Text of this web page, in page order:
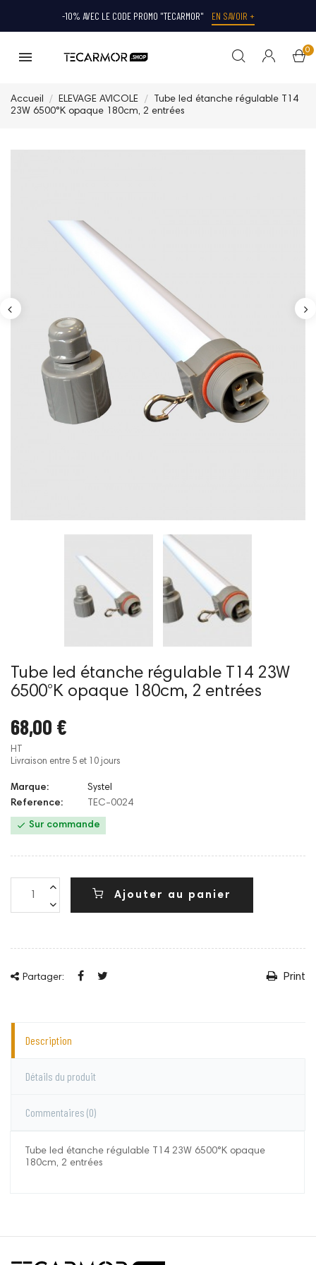
-10% AVEC LE CODE PROMO "TECARMOR" EN SAVOIR +
0
Accueil ELEVAGE AVICOLE
Tube led étanche régulable T14
23W 6500°K opaque 180cm, 2 entrées
Tube led étanche régulable T14 23W
6500°K opaque 180cm, 2 entrées
68,00 €
HT
Livraison entre 5 et 10 jours
Marque:
Systel
Reference:
TEC-0024
 Sur commande
Ajouter au panier
Partager: Print
Description
Détails du produit
Commentaires (0)
Tube led étanche régulable T14 23W 6500°K opaque
180cm, 2 entrées
commentaire